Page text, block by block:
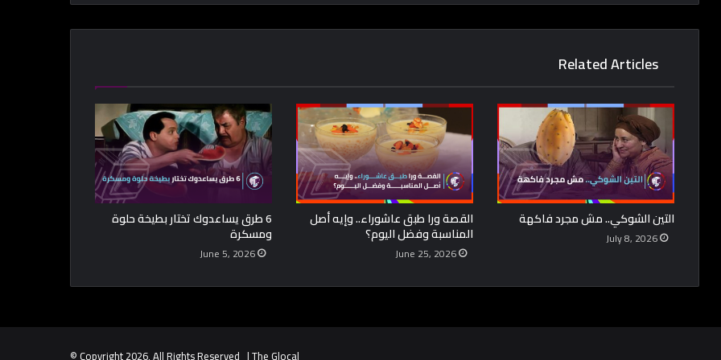
Related Articles
التين الشوكي.. مش مجرد فاكهة
July 8, 2026
القصة ورا طبق عاشوراء.. وإيه أصل
المناسبة وفضل اليوم؟
June 25, 2026
6 طرق يساعدوك تختار بطيخة حلوة
ومسكرة
June 5, 2026
© Copyright 2026, All Rights Reserved | The Glocal